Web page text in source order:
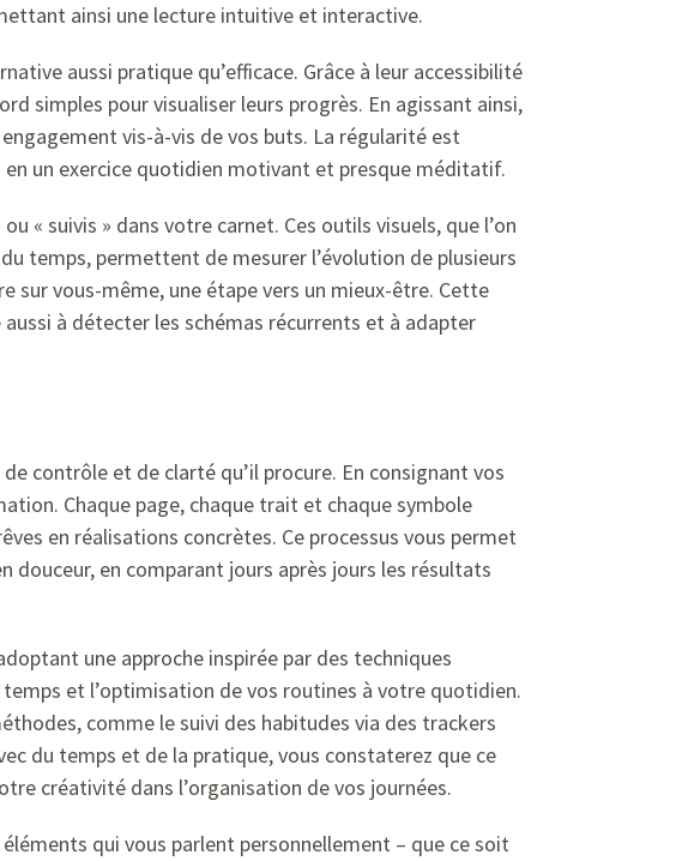
ainsi une lecture intuitive et interactive.
aussi pratique qu’efficace. Grâce à leur accessibilité
simples pour visualiser leurs progrès. En agissant ainsi,
vis-à-vis de vos buts. La régularité est
un exercice quotidien motivant et presque méditatif.
« suivis » dans votre carnet. Ces outils visuels, que l’on
temps, permettent de mesurer l’évolution de plusieurs
sur vous-même, une étape vers un mieux-être. Cette
à détecter les schémas récurrents et à adapter
contrôle et de clarté qu’il procure. En consignant vos
Chaque page, chaque trait et chaque symbole
en réalisations concrètes. Ce processus vous permet
en comparant jours après jours les résultats
une approche inspirée par des techniques
et l’optimisation de vos routines à votre quotidien.
comme le suivi des habitudes via des trackers
du temps et de la pratique, vous constaterez que ce
créativité dans l’organisation de vos journées.
qui vous parlent personnellement – que ce soit